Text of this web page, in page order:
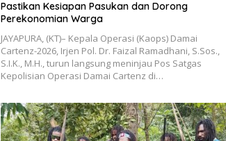
Pastikan Kesiapan Pasukan dan Dorong
Perekonomian Warga
JAYAPURA, (KT)– Kepala Operasi (Kaops) Damai
Cartenz-2026, Irjen Pol. Dr. Faizal Ramadhani, S.Sos.,
S.I.K., M.H., turun langsung meninjau Pos Satgas
Kepolisian Operasi Damai Cartenz di…